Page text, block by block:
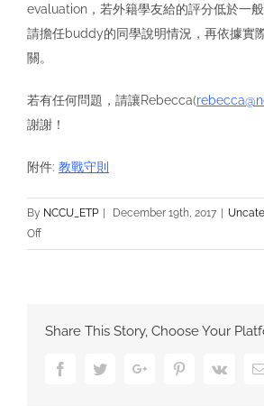
evaluation，若外籍學友給的評分低於一
請擔任buddy的同學說明情況，再依據實
關。
若有任何問題，請讓Rebecca(
謝謝！
附件: 教戰守則
By NCCU_ETP December 19th, 2017
Offon
2018
戰
Share This Story, Choose Your
FacebookTwitterGoogle+ PinterestVk